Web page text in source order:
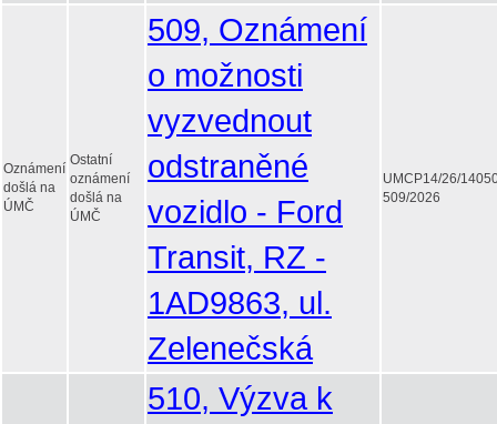
Oznámení
došlá na
ÚMČ
Ostatní
oznámení
došlá na
ÚMČ
509, Oznámení
o možnosti
vyzvednout
odstraněné
vozidlo - Ford
Transit, RZ -
1AD9863, ul.
Zelenečská
UMCP14/26/
509/2026
510, Výzva k